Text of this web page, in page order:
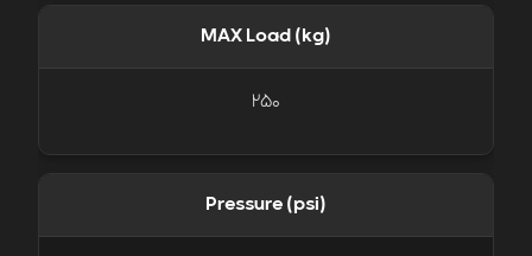
MAX Load (kg)
250
Pressure (psi)